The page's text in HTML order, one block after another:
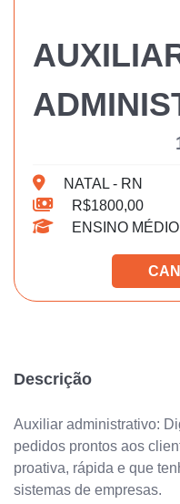
NATAL - RN
R$1800,00
ENSINO
Descrição
Auxiliar administrativo:
pedidos prontos aos
proativa, rápida e que
sistemas de empresas.